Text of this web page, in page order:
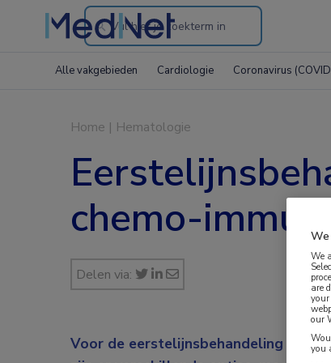
Search
the
Alle vakgebieden Cardiologie Coronavirus
Home | Hematologie
chemo-
Delen via:
Voor de eerstelijnsbehandeling bij
We
are
our
you